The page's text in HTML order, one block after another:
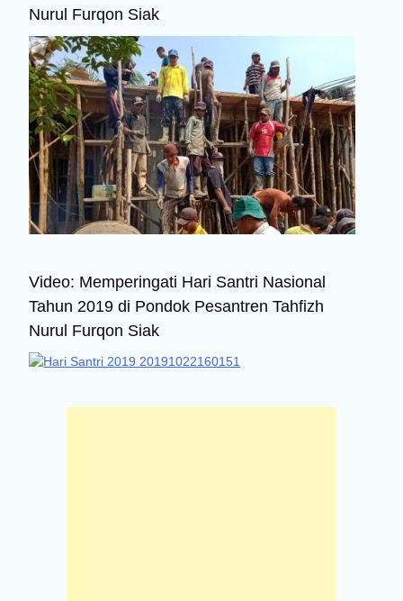
Nurul Furqon Siak
Video: Memperingati Hari Santri Nasional
Tahun 2019 di Pondok Pesantren Tahfizh
Nurul Furqon Siak